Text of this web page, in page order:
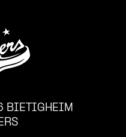
BIETIGHEIM